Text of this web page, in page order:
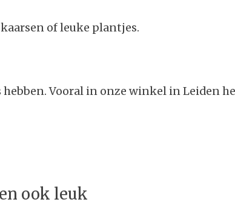
of leuke plantjes.
Vooral in onze winkel in Leiden
ook leuk